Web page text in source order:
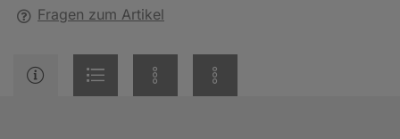
Fragen zum Artikel